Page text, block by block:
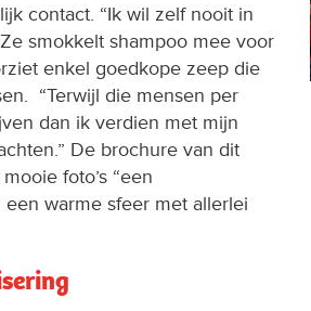
contact. “Ik wil zelf nooit in
smokkelt shampoo mee voor
enkel goedkope zeep die
“Terwijl die mensen per
dan ik verdien met mijn
De brochure van dit
foto’s “een
warme sfeer met allerlei